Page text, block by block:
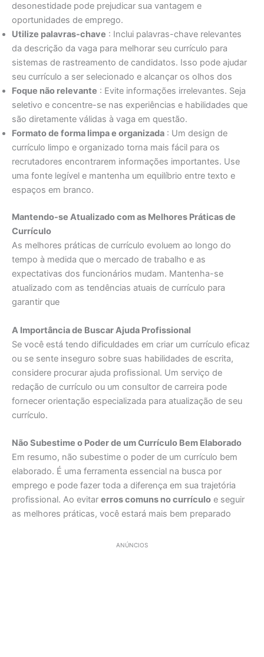
desonestidade pode prejudicar sua vantagem e
oportunidades de emprego.
Utilize palavras-chave : Inclui palavras-chave relevantes
da descrição da vaga para melhorar seu currículo para
sistemas de rastreamento de candidatos. Isso pode ajudar
seu currículo a ser selecionado e alcançar os olhos dos
Foque não relevante : Evite informações irrelevantes. Seja
seletivo e concentre-se nas experiências e habilidades que
são diretamente válidas à vaga em questão.
Formato de forma limpa e organizada : Um design de
currículo limpo e organizado torna mais fácil para os
recrutadores encontrarem informações importantes. Use
uma fonte legível e mantenha um equilíbrio entre texto e
espaços em branco.
Mantendo-se Atualizado com as Melhores Práticas de
Currículo
As melhores práticas de currículo evoluem ao longo do
tempo à medida que o mercado de trabalho e as
expectativas dos funcionários mudam. Mantenha-se
atualizado com as tendências atuais de currículo para
garantir que
A Importância de Buscar Ajuda Profissional
Se você está tendo dificuldades em criar um currículo eficaz
ou se sente inseguro sobre suas habilidades de escrita,
considere procurar ajuda profissional. Um serviço de
redação de currículo ou um consultor de carreira pode
fornecer orientação especializada para atualização de seu
currículo.
Não Subestime o Poder de um Currículo Bem Elaborado
Em resumo, não subestime o poder de um currículo bem
elaborado. É uma ferramenta essencial na busca por
emprego e pode fazer toda a diferença em sua trajetória
profissional. Ao evitar erros comuns no currículo e seguir
as melhores práticas, você estará mais bem preparado
ANÚNCIOS